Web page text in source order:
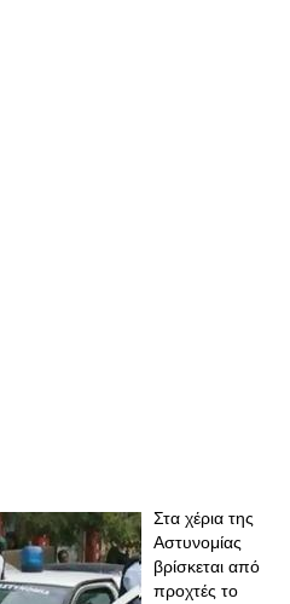
Στα χέρια της
Αστυνομίας
βρίσκεται από
προχτές το